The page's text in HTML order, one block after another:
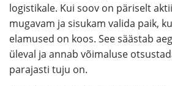
logistikale. Kui soov on päriselt
mugavam ja sisukam valida paik,
elamused on koos. See säästab
üleval ja annab võimaluse
parajasti tuju on.